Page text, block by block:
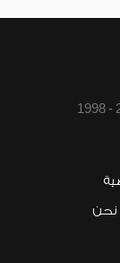
جميع الحقوق محفوظة © 2026 - 1998
نحن